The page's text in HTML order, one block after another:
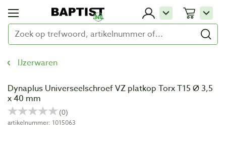
IJzerwaren
Dynaplus Universeelschroef VZ platkop Torx T15 Ø 3,5
x 40 mm
artikelnummer: 1015063